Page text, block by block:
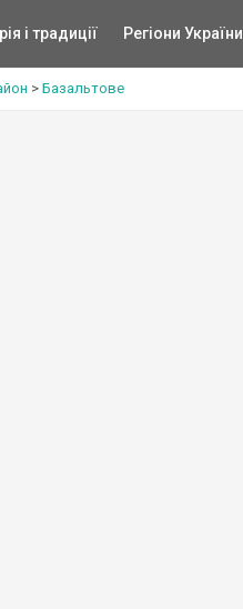
і традиції Регіони України
> Базальтове